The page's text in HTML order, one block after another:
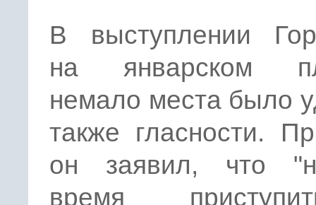
В выступлении
на январском
немало места было
также гласности.
он заявил, что
время